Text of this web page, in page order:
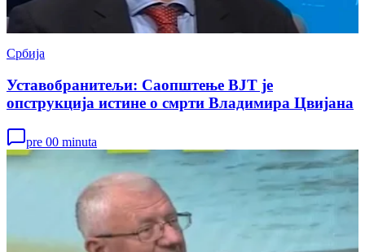
Србија
Уставобранитељи: Саопштење ВЈТ је
опструкција истине о смрти Владимира Цвијана
pre 00 minuta